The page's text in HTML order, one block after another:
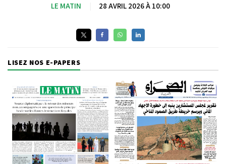
LE MATIN 28 AVRIL 2026 À 10:00
LISEZ NOS E-PAPERS